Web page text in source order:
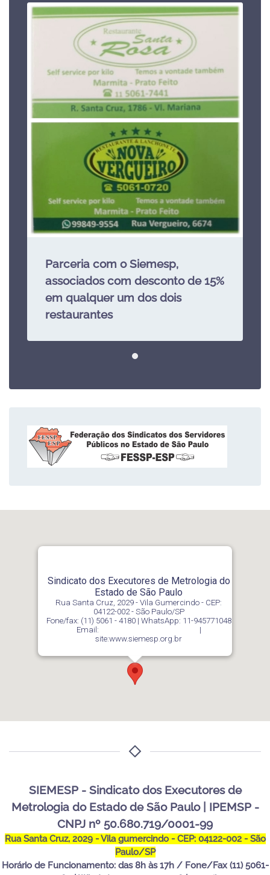
Parceria com o Siemesp,
associados com desconto de 15%
em qualquer um dos dois
restaurantes
Sindicato dos Executores de Metrologia do
Estado de São Paulo
Rua Santa Cruz, 2029 - Vila Gumercindo - CEP:
04122-002 - São Paulo/SP
Fone/fax: (11) 5061 - 4180 | WhatsApp: 11-945771048
Email:
|
site:www.siemesp.org.br
SIEMESP - Sindicato dos Executores de
Metrologia do Estado de São Paulo | IPEMSP -
CNPJ nº 50.680.719/0001-99
Rua Santa Cruz, 2029 - Vila gumercindo - CEP: 04122-002 - São
Paulo/SP
Horário de Funcionamento: das 8h às 17h / Fone/Fax (11) 5061-